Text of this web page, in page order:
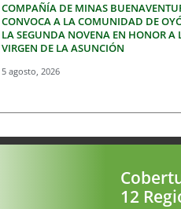
COMPAÑÍA DE MINAS
CONVOCA A LA COMUNIDAD DE
LA SEGUNDA NOVENA EN HONOR A
VIRGEN DE LA ASUNCIÓN
5 agosto, 2026
12